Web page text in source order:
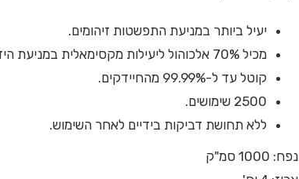
יעיל ביותר במניעת התפשטות זיהומים.
מכיל 70% אלכוהול ליעילות מקסימאלית במניעת הידבקויות מוירוסים וחיידקים.
קוטל עד ל-99.99% מהחיידקים.
2500 שימושים.
ללא תחושת דביקות בידיים לאחר השימוש.
נפח: 1000 סמ"ק